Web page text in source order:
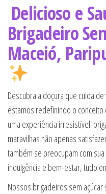
Delicioso e
Brigadeiro
Maceió,
Descubra a doçura que cuida
estamos redefinindo o
uma experiência irresistível:
maravilhas não apenas
também se preocupam com
indulgência e bem-estar, tudo
Nossos brigadeiros sem